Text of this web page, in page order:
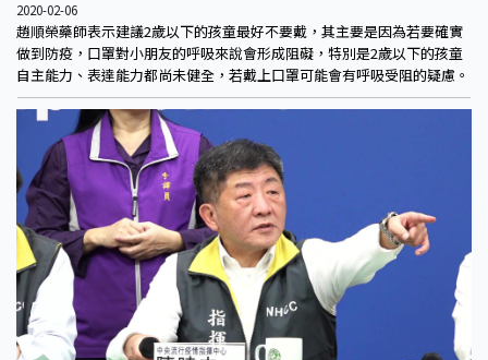
2020-02-06
趙順榮藥師表示建議2歲以下的孩童最好不要戴，其主要是因為若要確實
做到防疫，口罩對小朋友的呼吸來說會形成阻礙，特別是2歲以下的孩童
自主能力、表達能力都尚未健全，若戴上口罩可能會有呼吸受阻的疑慮。